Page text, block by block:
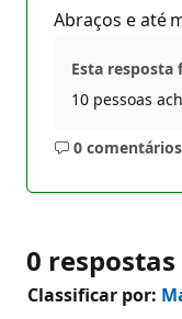
Abraços e até
Esta resposta
10 pessoas
0 comentários
Sem
0
Classificar por: